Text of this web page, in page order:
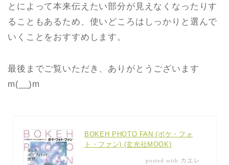
とによって本来伝えたい部分が見えなくなったりす
ることもあるため、使いどころはしっかりと選んで
いくことをおすすめします。
最後までご覧いただき、ありがとうございます
m(__)m
BOKEH PHOTO FAN (ボケ・フォ
ト・ファン) (玄光社MOOK)
posted with カエレ